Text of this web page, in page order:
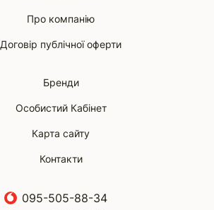
Про компанію
Договір публічної оферти
Бренди
Особистий Кабінет
Карта сайту
Контакти
095-505-88-34